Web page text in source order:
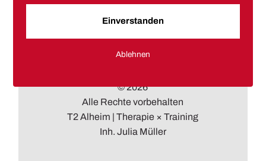
Einverstanden
Ablehnen
Kontakt
Kursplan
Bedarfsanalyse
© 2026
Alle Rechte vorbehalten
T2 Alheim | Therapie × Training
Inh. Julia Müller